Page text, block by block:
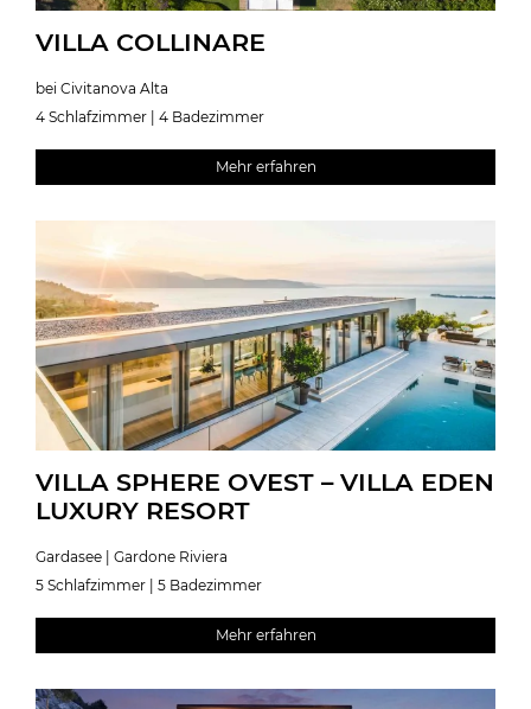
VILLA COLLINARE
bei Civitanova Alta
4 Schlafzimmer | 4 Badezimmer
Mehr erfahren
VILLA SPHERE OVEST – VILLA EDEN
LUXURY RESORT
Gardasee | Gardone Riviera
5 Schlafzimmer | 5 Badezimmer
Mehr erfahren